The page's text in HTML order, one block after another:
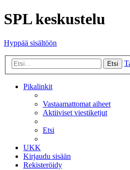
SPL keskustelu
Hyppää sisältöön
Etsi
Pikalinkit
Vastaamattomat aiheet
Aktiiviset viestiketjut
Etsi
UKK
Kirjaudu sisään
Rekisteröidy